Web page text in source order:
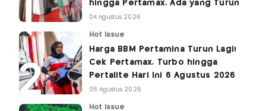
hingga Pertamax, Ada yang Turun
04 Agustus 2026
Hot Issue
Harga BBM Pertamina Turun Lagi!
Cek Pertamax, Turbo hingga
Pertalite Hari Ini 6 Agustus 2026
05 Agustus 2026
Hot Issue